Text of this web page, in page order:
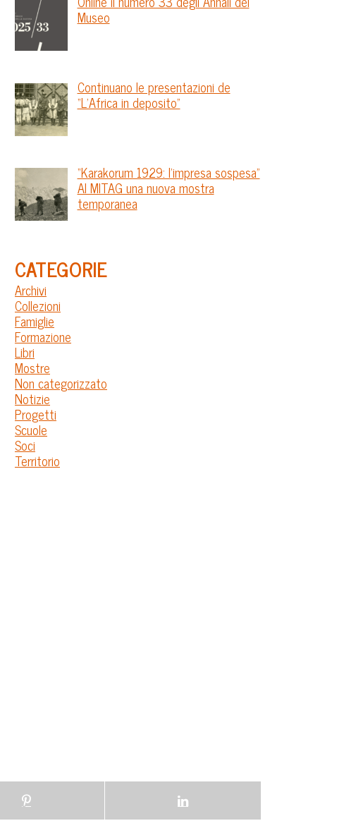
Museo
Continuano le presentazioni de
“L’Africa in deposito”
“Karakorum 1929: l’impresa sospesa”
Al MITAG una nuova mostra
temporanea
CATEGORIE
Archivi
Collezioni
Famiglie
Formazione
Libri
Mostre
Non categorizzato
Notizie
Progetti
Scuole
Soci
Territorio